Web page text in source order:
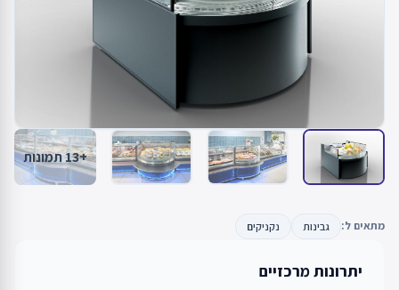
+13 תמונות
מתאים ל: גבינות נקניקים
יתרונות מרכזיים